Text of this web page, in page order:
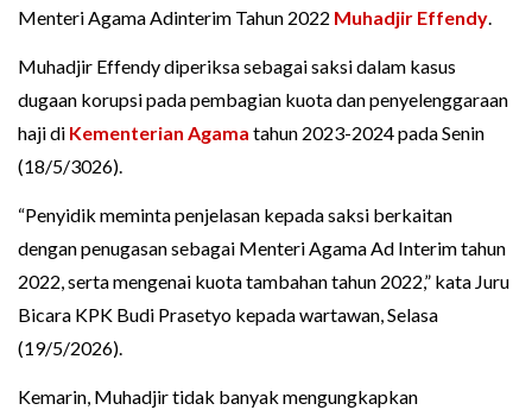
Menteri Agama Adinterim Tahun 2022 Muhadjir Effendy.
Muhadjir Effendy diperiksa sebagai saksi dalam kasus
dugaan korupsi pada pembagian kuota dan penyelenggaraan
haji di Kementerian Agama tahun 2023-2024 pada Senin
(18/5/3026).
“Penyidik meminta penjelasan kepada saksi berkaitan
dengan penugasan sebagai Menteri Agama Ad Interim tahun
2022, serta mengenai kuota tambahan tahun 2022,” kata Juru
Bicara KPK Budi Prasetyo kepada wartawan, Selasa
(19/5/2026).
Kemarin, Muhadjir tidak banyak mengungkapkan